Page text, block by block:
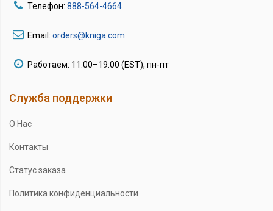
Телефон: 888-564-4664
Email: orders@kniga.com
Работаем: 11:00–19:00 (EST), пн-пт
Служба поддержки
О Нас
Контакты
Статус заказа
Политика конфиденциальности